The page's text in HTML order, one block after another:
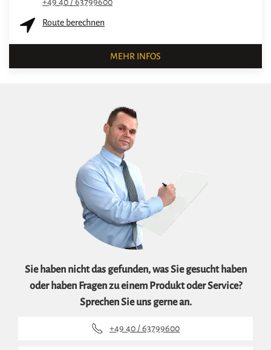
Route berechnen
MEHR INFOS
Sie haben nicht das gefunden, was Sie gesucht haben
oder haben Fragen zu einem Produkt oder Service?
Sprechen Sie uns gerne an.
+49 40 / 63799600